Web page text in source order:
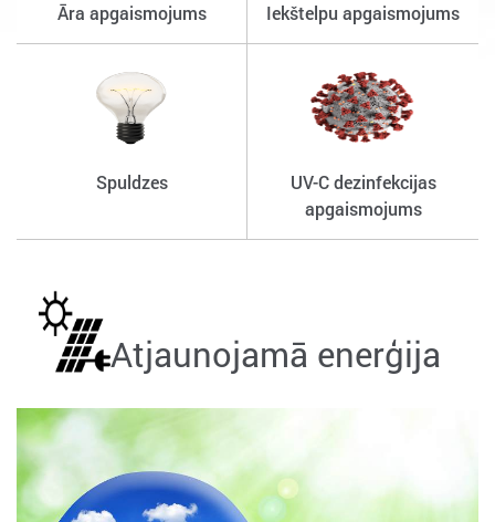
Āra apgaismojums Iekštelpu apgaismojums
Spuldzes
UV-C dezinfekcijas
apgaismojums
Atjaunojamā enerģija